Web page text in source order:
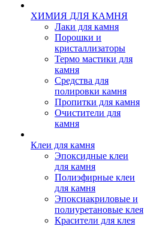
ХИМИЯ ДЛЯ КАМНЯ
Лаки для камня
Порошки и
кристаллизаторы
Термо мастики для
камня
Средства для
полировки камня
Пропитки для камня
Очистители для
камня
Клеи для камня
Эпоксидные клеи
для камня
Полиэфирные клеи
для камня
Эпоксиакриловые и
полиуретановые клея
Красители для клея